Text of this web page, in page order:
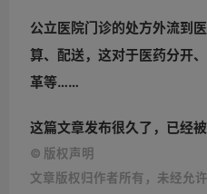
公立医院门诊的处方外流到
算、配送，这对于医药分开
革等……
这篇文章发布很久了，已经
© 版权声明
文章版权归作者所有，未经允许